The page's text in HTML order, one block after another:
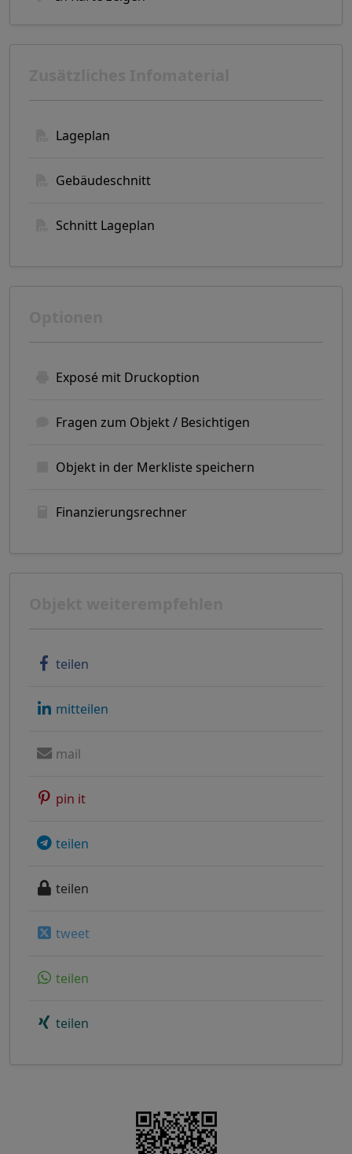
Lageplan
Gebäudeschnitt
Schnitt Lageplan
Exposé mit Druckoption
Fragen zum Objekt / Besichtigen
Objekt in der Merkliste speichern
Finanzierungsrechner
teilen
mitteilen
mail
pin it
teilen
teilen
tweet
teilen
teilen